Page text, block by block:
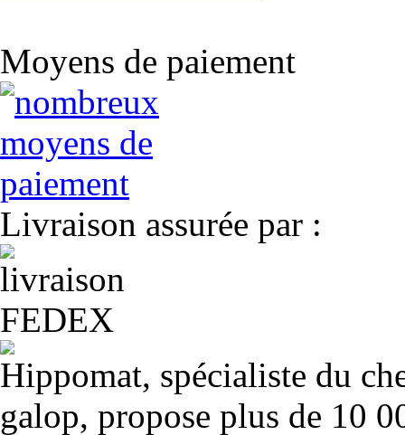
Moyens de paiement
Livraison assurée par :
Hippomat, spécialiste du
galop, propose plus de 10